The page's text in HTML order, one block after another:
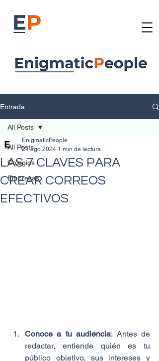
Entrada
All Posts
Colegios
Empresas
All Posts
LAS 7 CLAVES PARA
CREAR CORREOS
EFECTIVOS
EnigmaticPeople
21 ago 2024 1 min de lectura
Conoce a tu audiencia: Antes de
redactar, entiende quién es tu
público objetivo, sus intereses y